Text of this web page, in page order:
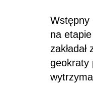
Wstępny
na
geokraty